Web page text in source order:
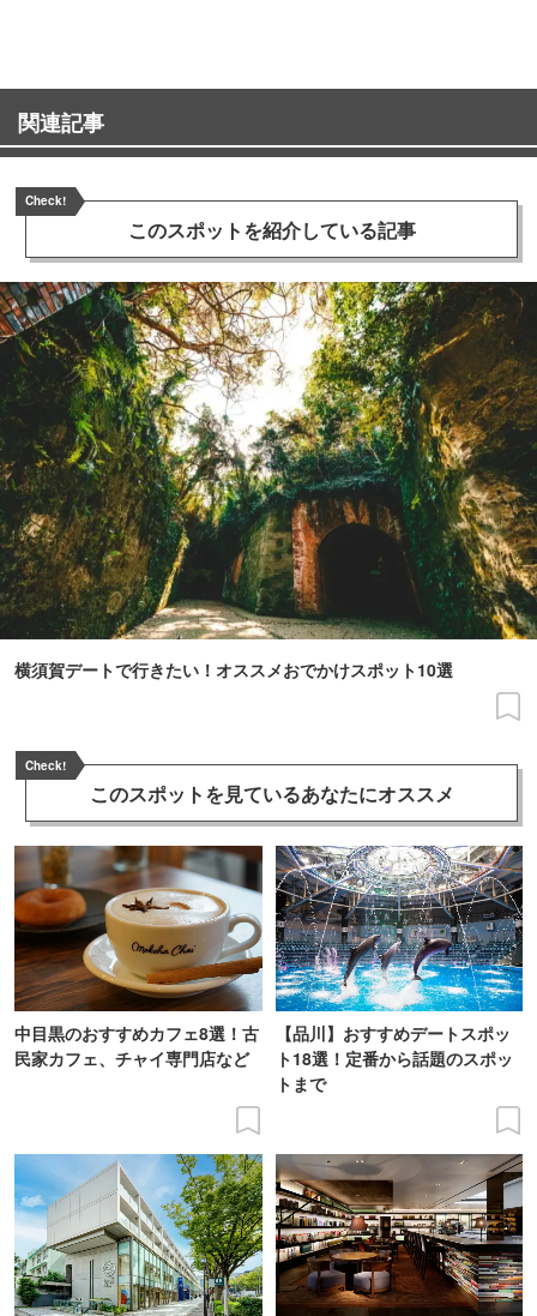
関連記事
Check!
このスポットを紹介している記事
横須賀デートで行きたい！オススメおでかけスポット10選
Check!
このスポットを見ているあなたにオススメ
中目黒のおすすめカフェ8選！古
民家カフェ、チャイ専門店など
【品川】おすすめデートスポッ
ト18選！定番から話題のスポッ
トまで